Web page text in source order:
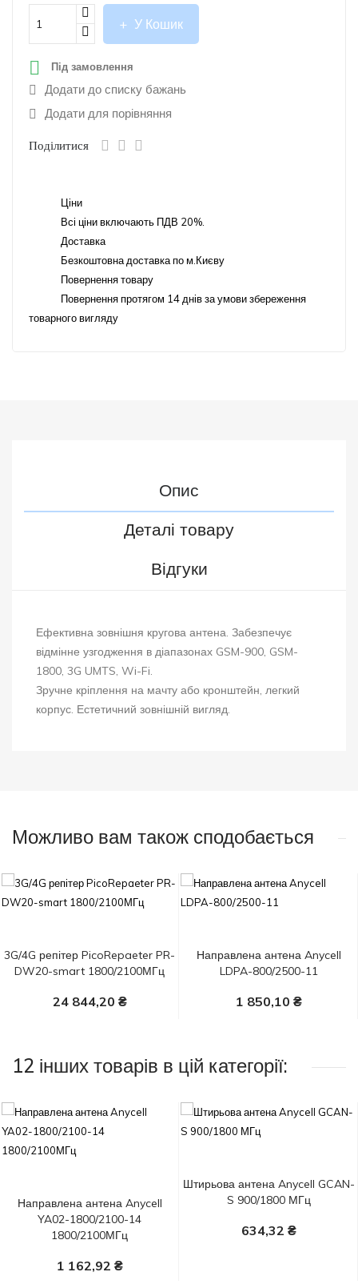
У Кошик
 Під замовлення
Додати до списку бажань
Додати для порівняння
Поділитися
Ціни
Всі ціни включають ПДВ 20%.
Доставка
Безкоштовна доставка по м.Києву
Повернення товару
Повернення протягом 14 днів за умови збереження
товарного вигляду
Опис
Деталі товару
Відгуки
Ефективна зовнішня кругова антена. Забезпечує
відмінне узгодження в діапазонах GSM-900, GSM-
1800, 3G UMTS, Wi-Fi.
Зручне кріплення на мачту або кронштейн, легкий
корпус. Естетичний зовнішній вигляд.
Можливо вам також сподобається
3G/4G репітер PicoRepaeter PR-
DW20-smart 1800/2100МГц
24 844,20 ₴
Направлена антена Anycell
LDPA-800/2500-11
1 850,10 ₴
12 інших товарів в цій категорії:
Направлена антена Anycell
YA02-1800/2100-14
1800/2100МГц
1 162,92 ₴
Штирьова антена Anycell GCAN-
S 900/1800 МГц
634,32 ₴